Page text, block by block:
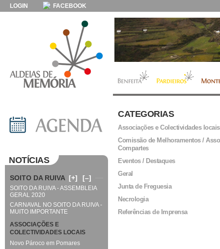
LOGIN FACEBOOK
CATEGORIAS
Associações e Colectividades locais
Comissão de Melhoramentos /
Compartes
Eventos / Destaques
Geral
Junta de Freguesia
Necrologia
Referências de Imprensa
NOTÍCIAS
SOITO DA RUIVA [+] [–]
SOITO DA RUIVA - ASSEMBLEIA
GERAL 2020
CARNAVAL NO SOITO DA RUIVA -
MUITO IMPORTANTE
ASSOCIAÇÕES E
COLECTIVIDADES LOCAIS
Novo Pároco em Pomares